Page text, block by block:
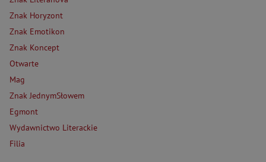
Znak Horyzont
Znak Emotikon
Znak Koncept
Otwarte
Mag
Znak JednymSłowem
Egmont
Wydawnictwo Literackie
Filia